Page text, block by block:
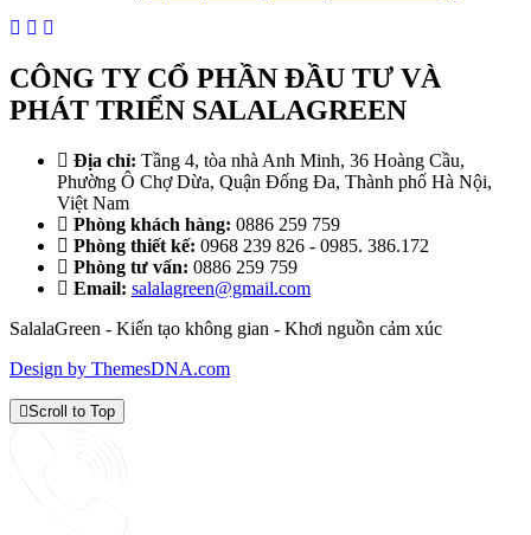
CÔNG TY CỔ PHẦN ĐẦU TƯ VÀ
PHÁT TRIỂN SALALAGREEN
Địa chỉ: Tầng 4, tòa nhà Anh Minh, 36 Hoàng Cầu,
Phường Ô Chợ Dừa, Quận Đống Đa, Thành phố Hà Nội,
Việt Nam
Phòng khách hàng: 0886 259 759
Phòng thiết kế: 0968 239 826 - 0985. 386.172
Phòng tư vấn: 0886 259 759
Email: salalagreen@gmail.com
SalalaGreen - Kiến tạo không gian - Khơi nguồn cảm xúc
Design by ThemesDNA.com
Scroll to Top